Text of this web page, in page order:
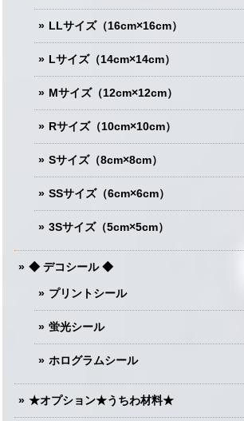
LLサイズ（16cm×16cm）
Lサイズ（14cm×14cm）
Mサイズ（12cm×12cm）
Rサイズ（10cm×10cm）
Sサイズ（8cm×8cm）
SSサイズ（6cm×6cm）
3Sサイズ（5cm×5cm）
◆ デコシール ◆
プリントシール
蛍光シール
ホログラムシール
★オプション★うちわ材料★